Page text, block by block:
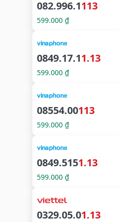
082.996.1113
599.000 ₫
0849.17.11.13
599.000 ₫
08554.00113
599.000 ₫
0849.5151.13
599.000 ₫
0329.05.01.13